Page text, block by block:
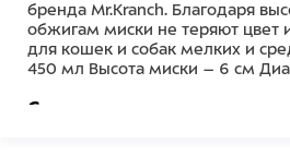
бренда Mr.Kranch. Благодаря
обжигам миски не теряют цвет
для кошек и собак мелких и
450 мл Высота миски – 6 см
Состав